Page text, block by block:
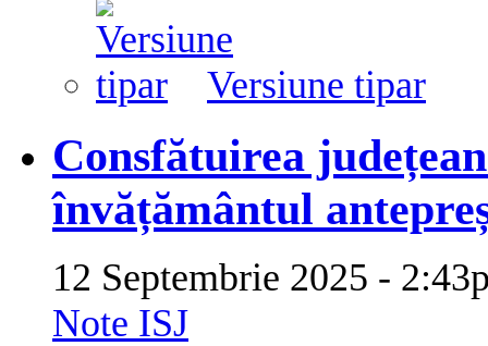
Versiune tipar
Consfătuirea
învățământul
12 Septembrie 2025 -
Note ISJ